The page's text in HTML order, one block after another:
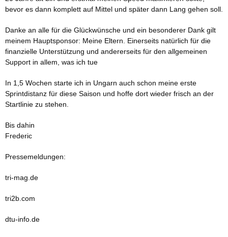
bevor es dann komplett auf Mittel und später dann Lang gehen soll.
Danke an alle für die Glückwünsche und ein besonderer Dank gilt
meinem Hauptsponsor: Meine Eltern. Einerseits natürlich für die
finanzielle Unterstützung und andererseits für den allgemeinen
Support in allem, was ich tue
In 1,5 Wochen starte ich in Ungarn auch schon meine erste
Sprintdistanz für diese Saison und hoffe dort wieder frisch an der
Startlinie zu stehen.
Bis dahin
Frederic
Pressemeldungen:
tri-mag.de
tri2b.com
dtu-info.de